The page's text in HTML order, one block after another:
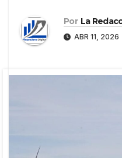
Por La
ABR 11, 2026